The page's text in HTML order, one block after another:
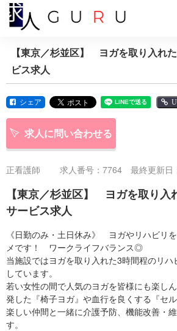
【東京／杉並区】 ヨガを取り入れ
ビス求人
シェア
求人に問い合わせる
正看護師 求人番号：7764 最終更新日
【東京／杉並区】 ヨガを取り入
サービス求人
《日勤のみ・土日休み》 ヨガやリハビリ
メです！ ワークライフバランス◎
当施設ではヨガを取り入れた3時間程のリ
しています。
若い女性の間で人気のヨガを皆様にも楽し
発した『椅子ヨガ』や血行を良くする『セル
楽しい仲間と一緒に介護予防、機能改善・
す。